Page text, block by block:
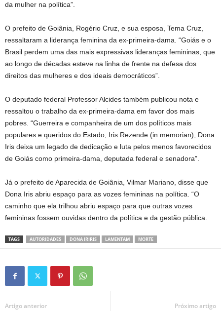
da mulher na política”.
O prefeito de Goiânia, Rogério Cruz, e sua esposa, Tema Cruz,
ressaltaram a liderança feminina da ex-primeira-dama. “Goiás e o
Brasil perdem uma das mais expressivas lideranças femininas, que
ao longo de décadas esteve na linha de frente na defesa dos
direitos das mulheres e dos ideais democráticos”.
O deputado federal Professor Alcides também publicou nota e
ressaltou o trabalho da ex-primeira-dama em favor dos mais
pobres. “Guerreira e companheira de um dos políticos mais
populares e queridos do Estado, Iris Rezende (in memorian), Dona
Iris deixa um legado de dedicação e luta pelos menos favorecidos
de Goiás como primeira-dama, deputada federal e senadora”.
Já o prefeito de Aparecida de Goiânia, Vilmar Mariano, disse que
Dona Iris abriu espaço para as vozes femininas na política. “O
caminho que ela trilhou abriu espaço para que outras vozes
femininas fossem ouvidas dentro da política e da gestão pública.
TAGS AUTORIDADES DONA IRIRIS LAMENTAM MORTE
Artigo anterior Próximo artigo